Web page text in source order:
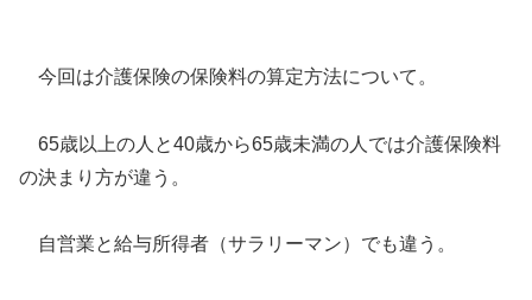
今回は介護保険の保険料の算定方法について。
65歳以上の人と40歳から65歳未満の人では介護保険料
の決まり方が違う。
自営業と給与所得者（サラリーマン）でも違う。